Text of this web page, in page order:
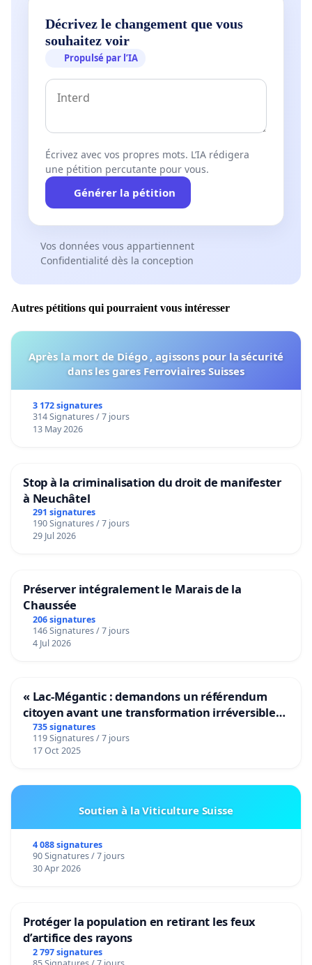
Décrivez le changement que vous
souhaitez voir
Propulsé par l’IA
Écrivez avec vos propres mots. L’IA rédigera
une pétition percutante pour vous.
Générer la pétition
Vos données vous appartiennent
Confidentialité dès la conception
Autres pétitions qui pourraient vous intéresser
Après la mort de Diégo , agissons pour la sécurité
dans les gares Ferroviaires Suisses
3 172 signatures
314 Signatures / 7 jours
13 May 2026
Stop à la criminalisation du droit de manifester
à Neuchâtel
291 signatures
190 Signatures / 7 jours
29 Jul 2026
Préserver intégralement le Marais de la
Chaussée
206 signatures
146 Signatures / 7 jours
4 Jul 2026
« Lac-Mégantic : demandons un référendum
citoyen avant une transformation irréversible
de notre territoire »
735 signatures
119 Signatures / 7 jours
17 Oct 2025
Soutien à la Viticulture Suisse
4 088 signatures
90 Signatures / 7 jours
30 Apr 2026
Protéger la population en retirant les feux
d’artifice des rayons
2 797 signatures